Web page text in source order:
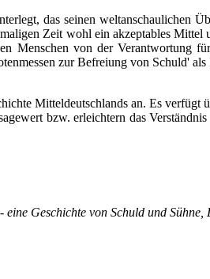
das seinen weltanschaulichen
Zeit wohl ein akzeptables
von der Verantwortung
zur Befreiung von Schuld'
Mitteldeutschlands an. Es
bzw. erleichtern das
Geschichte von Schuld und